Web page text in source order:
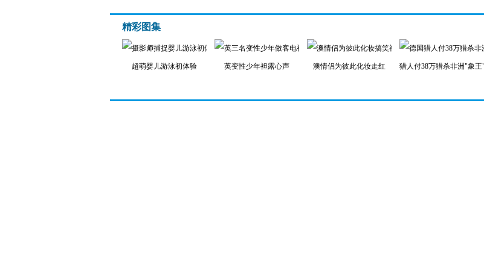
精彩图集
超萌婴儿游泳初体验 英变性少年袒露心声 澳情侣为彼此化妆走红 猎人付38万猎杀非洲"象王"